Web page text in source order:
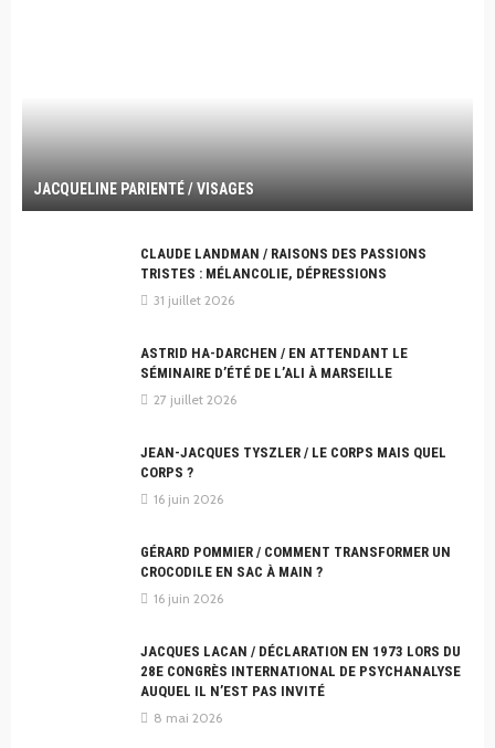
JACQUELINE PARIENTÉ / VISAGES
CLAUDE LANDMAN / RAISONS DES PASSIONS
TRISTES : MÉLANCOLIE, DÉPRESSIONS
31 juillet 2026
ASTRID HA-DARCHEN / EN ATTENDANT LE
SÉMINAIRE D’ÉTÉ DE L’ALI À MARSEILLE
27 juillet 2026
JEAN-JACQUES TYSZLER / LE CORPS MAIS QUEL
CORPS ?
16 juin 2026
GÉRARD POMMIER / COMMENT TRANSFORMER UN
CROCODILE EN SAC À MAIN ?
16 juin 2026
JACQUES LACAN / DÉCLARATION EN 1973 LORS DU
28E CONGRÈS INTERNATIONAL DE PSYCHANALYSE
AUQUEL IL N’EST PAS INVITÉ
8 mai 2026